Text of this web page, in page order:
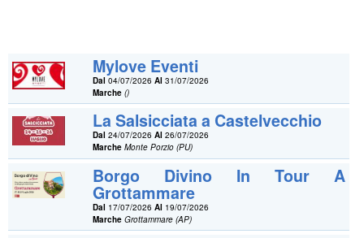
Mylove Eventi
Dal 04/07/2026Al 31/07/2026
Marche ()
La Salsicciata a Castelvecchio
Dal 24/07/2026Al 26/07/2026
Marche Monte Porzio (PU)
Borgo Divino In Tour A
Grottammare
Dal 17/07/2026Al 19/07/2026
Marche Grottammare (AP)